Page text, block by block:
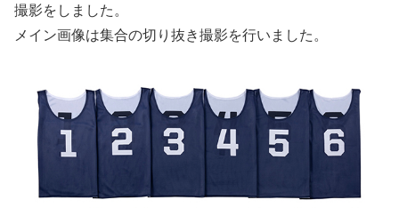
撮影をしました。
メイン画像は集合の切り抜き撮影を行いました。